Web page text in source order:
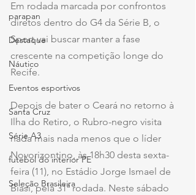
parapan
Destaque
Náutico
Eventos esportivos
Santa Cruz
Série A3
futebol do interior PE
Seleção Brasileira
Em rodada marcada por confrontos
diretos dentro do G4 da Série B, o
Sport vai buscar manter a fase
crescente na competição longe do
Recife.
Depois de bater o Ceará no retorno à
Ilha do Retiro, o Rubro-negro visita
nada mais nada menos que o líder
Novorizontino, às 18h30 desta sexta-
feira (11), no Estádio Jorge Ismael de
Biasi, pela 31ª rodada. Neste sábado